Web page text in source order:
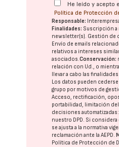
He leído y acepto
Política de Protección
Responsable:
Finalidades: Suscripción a
newsletter(s). Gestión de
Envío de emails
relativos a intereses
asociados.Conservación:
relación con Ud., o
llevar a cabo las
Los datos pueden cederse
grupo por motivos de
Acceso, rectificación,
portabilidad, limitación
decisiones automatizadas:
nuestro DPD. Si considera
se ajusta a la normativa
reclamación ante laAEPD.
Política de Protección de